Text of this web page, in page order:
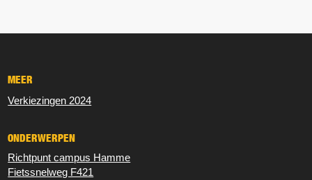
MEER
Verkiezingen 2024
ONDERWERPEN
Richtpunt campus Hamme
Fietssnelweg F421